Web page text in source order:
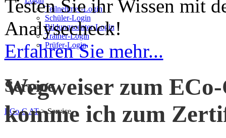
Teilnehmer-Login
Schüler-Login
Bildungscenter-Login
Trainer-Login
Prüfer-Login
Service
ECo-C AT>Service
Testen Sie ihr Wissen mit
Analysecheck!
Erfahren Sie mehr...
Wegweiser zum
komme ich zum